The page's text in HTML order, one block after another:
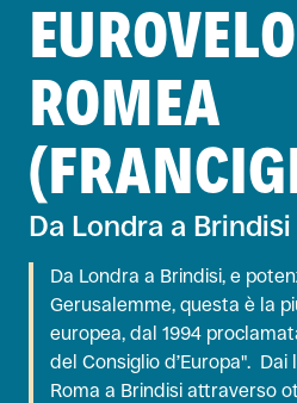
ROMEA
Da Londra a Brindisi
Da Londra a Brindisi, e
Gerusalemme, questa è la
europea, dal 1994
del Consiglio d’Europa". Dai
Roma a Brindisi attraverso